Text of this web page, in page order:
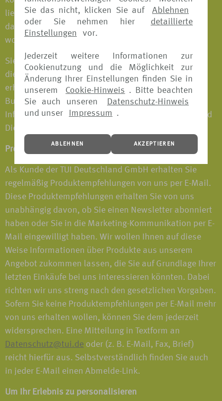
Sie das nicht, klicken Sie auf
Ablehnen
oder Sie nehmen hier
detaillierte
Einstellungen
vor.
Jederzeit weitere Informationen zur
Cookienutzung und die Möglichkeit zur
Änderung Ihrer Einstellungen finden Sie in
unserem
Cookie-Hinweis . Bitte beachten
Sie auch unseren
Datenschutz-Hinweis
und unser
Impressum .
ABLEHNEN AKZEPTIEREN
liegt die Wahl ganz bei Ihnen. Wenn Sie uns sagen,
dass Sie keine Marketing-Informationen empfangen
wollen, verpassen Sie großartige Angebote.
Sie würden dann aber ggf. trotzdem
dienstleistungsbezogene Kommunikationen von uns
erhalten. Beispielsweise Bestätigungen von
Buchungen, die Sie bei uns tätigen sowie wichtige
Informationen über die Nutzung unserer Produkte und
Dienstleistungen.
Produktempfehlungen per E-Mail
Als Kunde der TUI Deutschland GmbH erhalten Sie
regelmäßig Produktempfehlungen von uns per E-Mail.
Diese Produktempfehlungen erhalten Sie von uns
unabhängig davon, ob Sie einen Newsletter abonniert
haben oder Sie in die Marketing-Kommunikation per E-
Mail eingewilligt haben. Wir wollen Ihnen auf diese
Weise Informationen über Produkte aus unserem
Angebot zukommen lassen, die Sie auf Grundlage Ihrer
letzten Einkäufe bei uns interessieren könnten. Dabei
richten wir uns streng nach den gesetzlichen Vorgaben.
Sofern Sie keine Produktempfehlungen per E-Mail mehr
von uns erhalten wollen, können Sie dem jederzeit
widersprechen. Eine Mitteilung in Textform an
Datenschutz@tui.de oder (z. B. E-Mail, Fax, Brief)
reicht hierfür aus. Selbstverständlich finden Sie auch
in jeder E-Mail einen Abmelde-Link.
Um Ihr Erlebnis zu personalisieren